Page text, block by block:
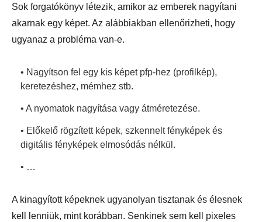
Sok forgatókönyv létezik, amikor az emberek nagyítani
akarnak egy képet. Az alábbiakban ellenőrizheti, hogy
ugyanaz a probléma van-e.
• Nagyítson fel egy kis képet pfp-hez (profilkép),
keretezéshez, mémhez stb.
• A nyomatok nagyítása vagy átméretezése.
• Előkelő rögzített képek, szkennelt fényképek és
digitális fényképek elmosódás nélkül.
• …
A kinagyított képeknek ugyanolyan tisztanak és élesnek
kell lenniük, mint korábban. Senkinek sem kell pixeles